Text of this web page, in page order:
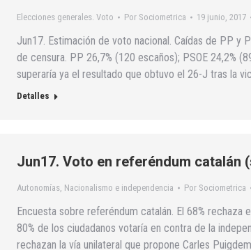
Elecciones generales. Voto Por Sociometrica 19 junio, 2017
Jun17. Estimación de voto nacional. Caídas de PP y
de censura. PP 26,7% (120 escaños); PSOE 24,2%
superaría ya el resultado que obtuvo el 26-J tras la
Detalles
Jun17. Voto en referéndum catalán
Autonomías, Nacionalismo e independencia Por Sociometrica
Encuesta sobre referéndum catalán. El 68%
80% de los ciudadanos votaría en contra de la
rechazan la vía unilateral que propone Carles